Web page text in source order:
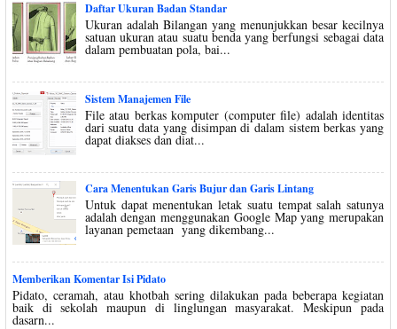
Daftar Ukuran Badan Standar
Ukuran adalah Bilangan yang menunjukkan besar kecilnya
satuan ukuran atau suatu benda yang berfungsi sebagai data
dalam pembuatan pola, bai...
Sistem Manajemen File
File atau berkas komputer (computer file) adalah identitas
dari suatu data yang disimpan di dalam sistem berkas yang
dapat diakses dan diat...
Cara Menentukan Garis Bujur dan Garis Lintang
Untuk dapat menentukan letak suatu tempat salah satunya
adalah dengan menggunakan Google Map yang merupakan
layanan pemetaan yang dikembang...
Memberikan Komentar Isi Pidato
Pidato, ceramah, atau khotbah sering dilakukan pada beberapa kegiatan
baik di sekolah maupun di linglungan masyarakat. Meskipun pada
dasarn...